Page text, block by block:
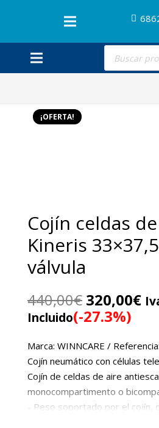
Búsqueda
productos
¡OFERTA!
Cojín celdas
Kineris
válvula
440,00€ El
precio
original
era:
440,00€.
320,00€El
es:
Incluido(-27.3%)
Marca: WINNCARE /
Cojín neumático con células
Cojín de celdas de aire
monocompartimento o
- Peso soportado por el cojín,